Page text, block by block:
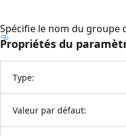
Spécifie le nom du groupe
Propriétés du
Type:
Valeur par défaut: